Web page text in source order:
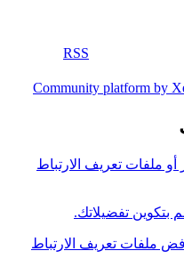
RSS
Community platform by
أو ملفات تعريف الارتباط
بتكوين تفضيلاتك.
ملفات تعريف الارتباط